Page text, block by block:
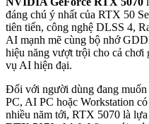
đáng chú ý nhất của RTX 50
tiên tiến, công nghệ DLSS 4,
AI mạnh mẽ cùng bộ nhớ
hiệu năng vượt trội cho cả chơi
vụ AI hiện đại.
Đối với người dùng đang
PC, AI PC hoặc Workstation
nhiều năm tới, RTX 5070 là